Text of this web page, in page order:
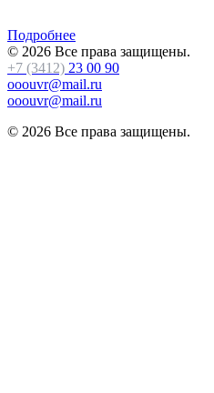
Подробнее
© 2026 Все права защищены.
+7 (3412) 23 00 90
ooouvr@mail.ru
ooouvr@mail.ru
© 2026 Все права защищены.